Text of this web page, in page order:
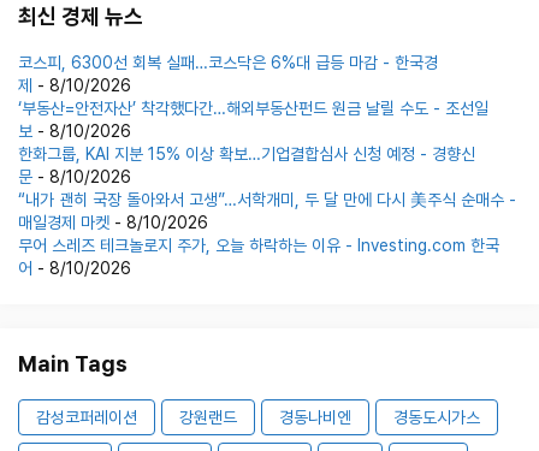
최신 경제 뉴스
코스피, 6300선 회복 실패…코스닥은 6%대 급등 마감 - 한국경
제 - 8/10/2026
‘부동산=안전자산’ 착각했다간…해외부동산펀드 원금 날릴 수도 - 조선일
보 - 8/10/2026
한화그룹, KAI 지분 15% 이상 확보…기업결합심사 신청 예정 - 경향신
문 - 8/10/2026
“내가 괜히 국장 돌아와서 고생”…서학개미, 두 달 만에 다시 美주식 순매수 -
매일경제 마켓 - 8/10/2026
무어 스레즈 테크놀로지 주가, 오늘 하락하는 이유 - Investing.com 한국
어 - 8/10/2026
Main Tags
감성코퍼레이션 강원랜드 경동나비엔 경동도시가스